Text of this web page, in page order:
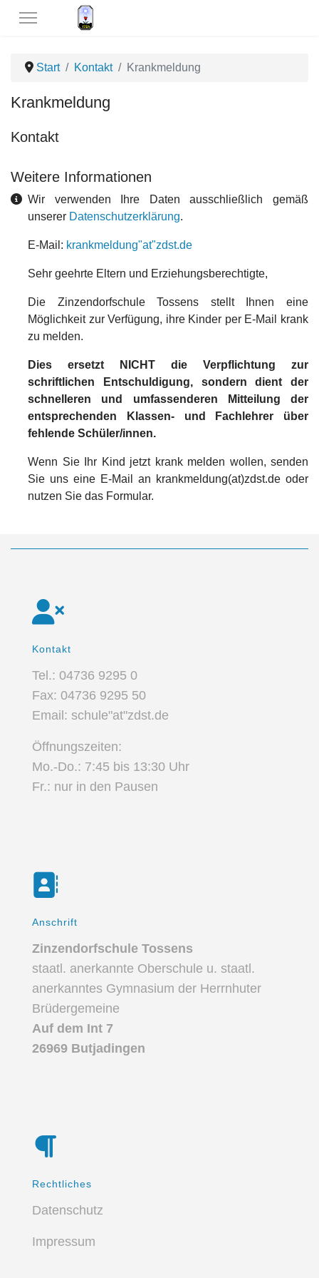
Start Kontakt Krankmeldung
Krankmeldung
Kontakt
Weitere Informationen
Weitere Informationen
Wir verwenden Ihre Daten ausschließlich gemäß
unserer Datenschutzerklärung.
E-Mail: krankmeldung"at"zdst.de
Sehr geehrte Eltern und Erziehungsberechtigte,
Die Zinzendorfschule Tossens stellt Ihnen eine
Möglichkeit zur Verfügung, ihre Kinder per E-Mail krank
zu melden.
Dies ersetzt NICHT die Verpflichtung zur
schriftlichen Entschuldigung, sondern dient der
schnelleren und umfassenderen Mitteilung der
entsprechenden Klassen- und Fachlehrer über
fehlende Schüler/innen.
Wenn Sie Ihr Kind jetzt krank melden wollen, senden
Sie uns eine E-Mail an krankmeldung(at)zdst.de oder
nutzen Sie das Formular.
Kontakt
Tel.: 04736 9295 0
Fax: 04736 9295 50
Email: schule"at"zdst.de
Öffnungszeiten:
Mo.-Do.: 7:45 bis 13:30 Uhr
Fr.: nur in den Pausen
Anschrift
Zinzendorfschule Tossens
staatl. anerkannte Oberschule u. staatl.
anerkanntes Gymnasium der Herrnhuter
Brüdergemeine
Auf dem Int 7
26969 Butjadingen
Rechtliches
Datenschutz
Impressum